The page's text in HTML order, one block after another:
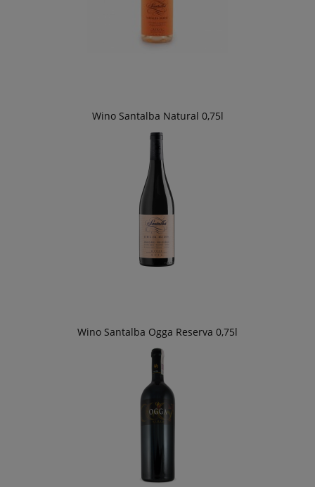
Wino Santalba Natural 0,75l
Wino Santalba Ogga Reserva 0,75l